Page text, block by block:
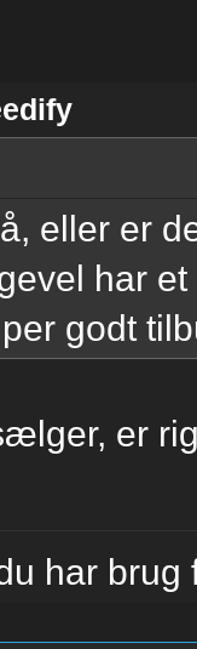
eller er
har
godt
er
har